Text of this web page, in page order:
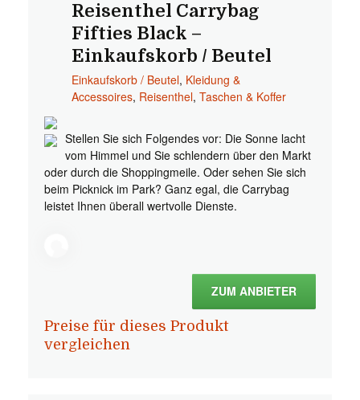
Reisenthel Carrybag
Fifties Black –
Einkaufskorb / Beutel
Einkaufskorb / Beutel, Kleidung &
Accessoires, Reisenthel, Taschen & Koffer
Stellen Sie sich Folgendes vor: Die Sonne lacht
vom Himmel und Sie schlendern über den Markt
oder durch die Shoppingmeile. Oder sehen Sie sich
beim Picknick im Park? Ganz egal, die Carrybag
leistet Ihnen überall wertvolle Dienste.
ZUM ANBIETER
Preise für dieses Produkt
vergleichen